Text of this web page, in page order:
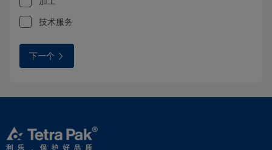
技术服务
下一个